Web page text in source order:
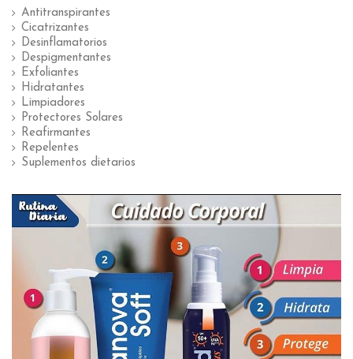
Antitranspirantes
Cicatrizantes
Desinflamatorios
Despigmentantes
Exfoliantes
Hidratantes
Limpiadores
Protectores Solares
Reafirmantes
Repelentes
Suplementos dietarios